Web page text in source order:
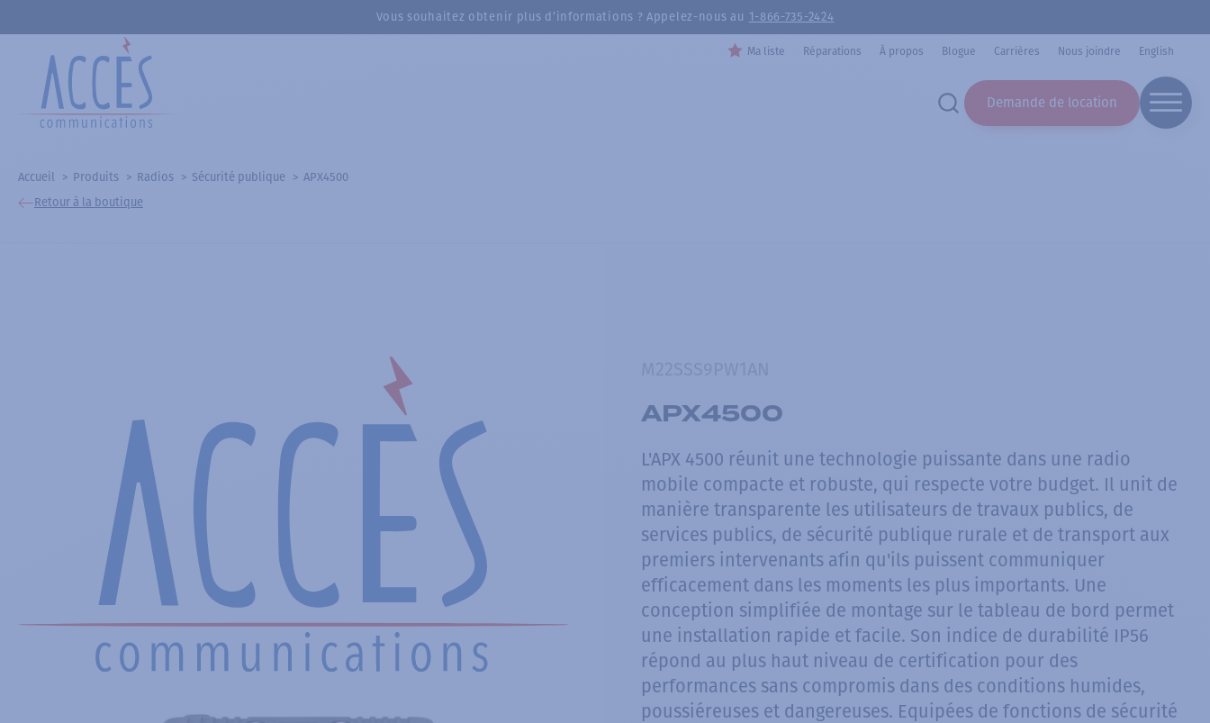
Vous souhaitez obtenir plus d’informations ? Appelez-nous au 1-866-735-2424
Ma liste Réparations À propos Blogue Carrières Nous joindre English
Demande de location
Accueil Produits Radios Sécurité publique
APX4500
Retour à la boutique
APX4500
L'APX 4500 réunit une technologie puissante dans une radio
mobile compacte et robuste, qui respecte votre budget. Il unit de
manière transparente les utilisateurs de travaux publics, de
services publics, de sécurité publique rurale et de transport aux
premiers intervenants afin qu'ils puissent communiquer
efficacement dans les moments les plus importants. Une
conception simplifiée de montage sur le tableau de bord permet
une installation rapide et facile. Son indice de durabilité IP56
répond au plus haut niveau de certification pour des
performances sans compromis dans des conditions humides,
poussiéreuses et dangereuses. Equipées de fonctions de sécurité